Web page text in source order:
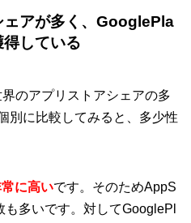
アが多く、GooglePla
している
のアプリストアシェアの多
別に比較してみると、多少性
に高いです。そのためAppS
多いです。対してGooglePl